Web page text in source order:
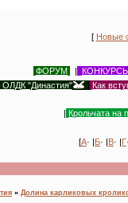
[ Новые
ФОРУМ |
ОЛДК "Династия"
| Как
| Крольчата на
[А· |Б· |В· |Г
» Долина карликовых